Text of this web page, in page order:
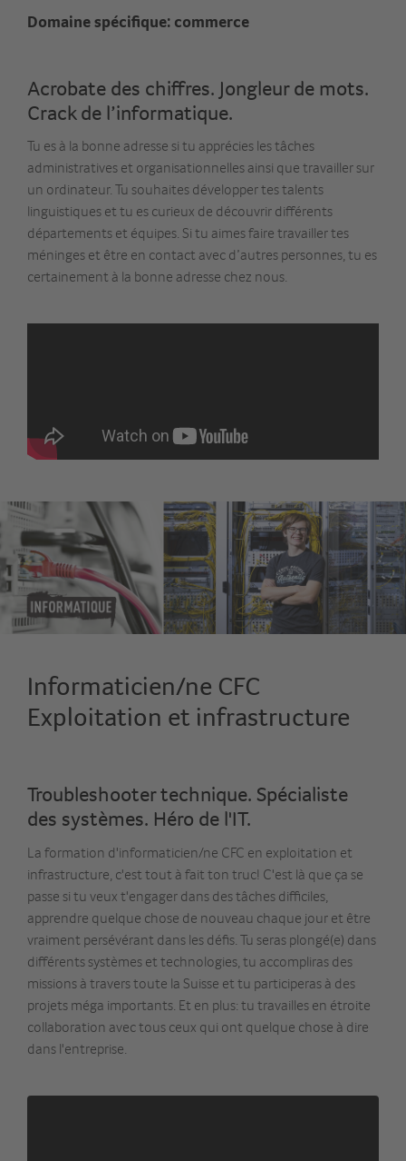
Domaine spécifique: commerce
Acrobate des chiffres. Jongleur de mots.
Crack de l’informatique.
Tu es à la bonne adresse si tu apprécies les tâches
administratives et organisationnelles ainsi que travailler sur
un ordinateur. Tu souhaites développer tes talents
linguistiques et tu es curieux de découvrir différents
départements et équipes. Si tu aimes faire travailler tes
méninges et être en contact avec d’autres personnes, tu es
certainement à la bonne adresse chez nous.
Informaticien/ne CFC
Exploitation et infrastructure
Troubleshooter technique. Spécialiste
des systèmes. Héro de l'IT.
La formation d'informaticien/ne CFC en exploitation et
infrastructure, c'est tout à fait ton truc! C'est là que ça se
passe si tu veux t'engager dans des tâches difficiles,
apprendre quelque chose de nouveau chaque jour et être
vraiment persévérant dans les défis. Tu seras plongé(e) dans
différents systèmes et technologies, tu accompliras des
missions à travers toute la Suisse et tu participeras à des
projets méga importants. Et en plus: tu travailles en étroite
collaboration avec tous ceux qui ont quelque chose à dire
dans l'entreprise.